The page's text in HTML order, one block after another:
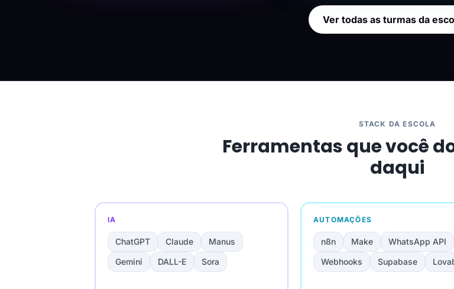
Ver todas as turmas da
STACK DA ESCOLA
Ferramentas que você
daqui
IA
ChatGPT Claude
Manus
Gemini
DALL-E Sora
AUTOMAÇÕES
n8n Make
WhatsApp API
Webhooks
Supabase